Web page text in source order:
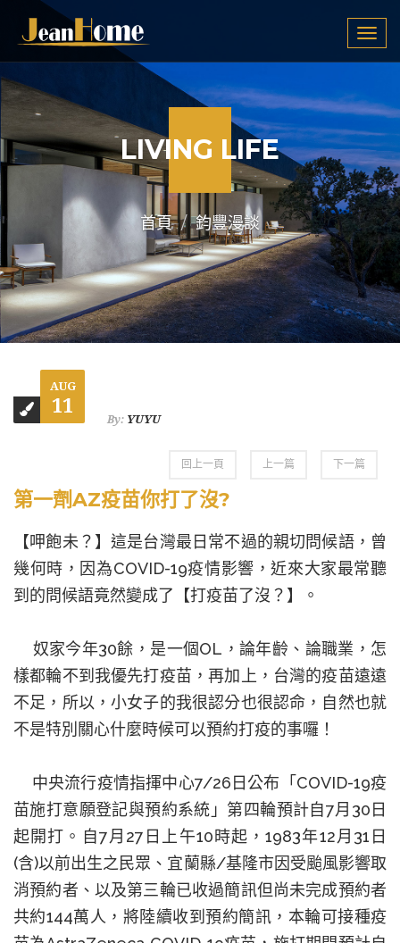
LIVING LIFE
首頁 鈞豐漫談
AUG
11
By: YUYU
回上一頁 上一篇 下一篇
第一劑AZ疫苗你打了沒?
【呷飽未？】這是台灣最日常不過的親切問候語，曾
幾何時，因為COVID-19疫情影響，近來大家最常聽
到的問候語竟然變成了【打疫苗了沒？】。
奴家今年30餘，是一個OL ，論年齡、論職業，怎
樣都輪不到我優先打疫苗，再加上，台灣的疫苗遠遠
不足，所以，小女子的我很認分也很認命，自然也就
不是特別關心什麼時候可以預約打疫的事囉！
中央流行疫情指揮中心7/26 日公布「 COVID-19疫
苗施打意願登記與預約系統」第四輪預計自7月 30 日
起開打。自7月 27 日上午10時起，1983年12月 31 日
(含)以前出生之民眾、宜蘭縣/基隆市因受颱風影響取
消預約者、以及第三輪已收過簡訊但尚未完成預約者
共約144萬人，將陸續收到預約簡訊，本輪可接種疫